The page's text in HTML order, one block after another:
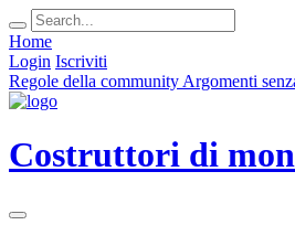
Home
Login Iscriviti
Regole della community Argomenti
Costruttori di